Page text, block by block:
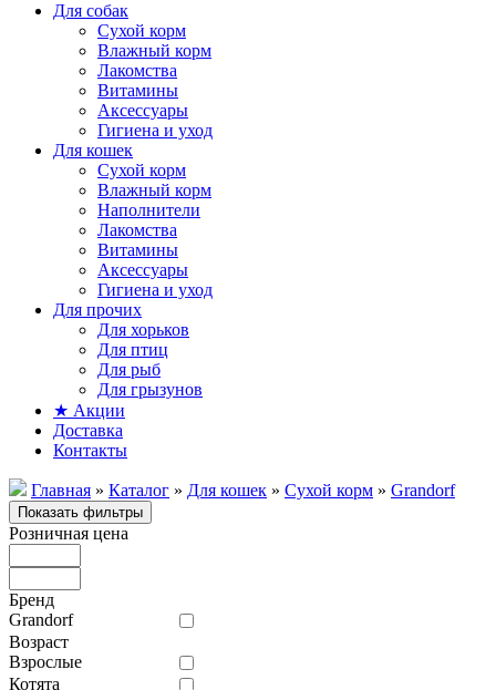
Для собак
Сухой корм
Влажный корм
Лакомства
Витамины
Аксессуары
Гигиена и уход
Для кошек
Сухой корм
Влажный корм
Наполнители
Лакомства
Витамины
Аксессуары
Гигиена и уход
Для прочих
Для хорьков
Для птиц
Для рыб
Для грызунов
★ Акции
Доставка
Контакты
Главная » Каталог » Для кошек » Сухой корм » Grandorf
Розничная цена
Бренд
Grandorf
Возраст
Взрослые
Котята